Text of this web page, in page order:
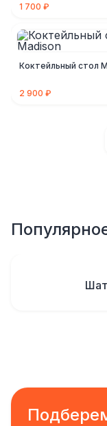
1 700 ₽
Коктейльный стол
2 900 ₽